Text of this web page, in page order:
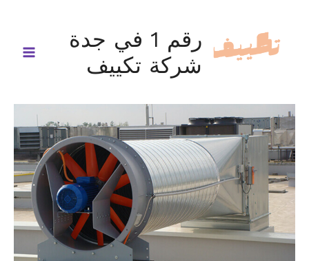
المحتوى
رقم 1 في جدة
شركة تكييف